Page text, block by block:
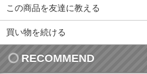
この商品を友達に教える
買い物を続ける
RECOMMEND